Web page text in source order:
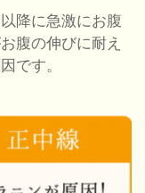
降に急激にお腹
腹の伸びに耐え
です。